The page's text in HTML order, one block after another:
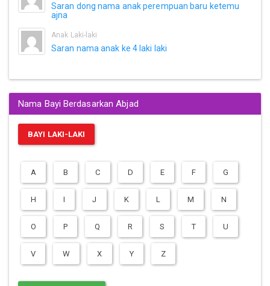
Saran dong nama anak perempuan baru ketemu
ajna
Anak Laki-laki
Saran nama anak ke 4 laki laki
Nama Bayi Berdasarkan Abjad
BAYI LAKI-LAKI
A B C D E F G
H I J K L M N
O P Q R S T U
V W X Y Z